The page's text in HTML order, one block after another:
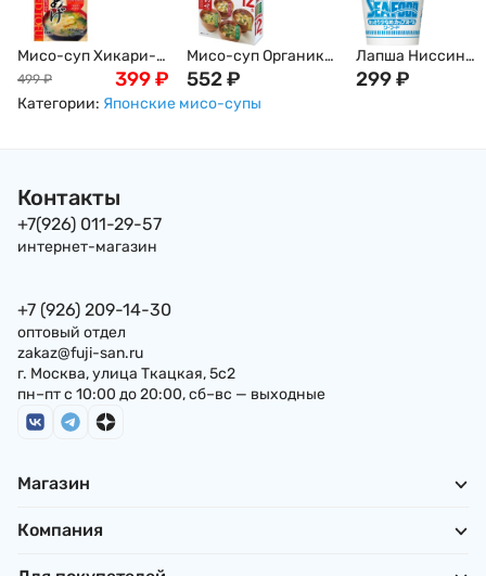
Мисо-суп Хикари-
Мисо с жареным
тофу и нори Hikari
Miso Enjuku Koji Miso
499 ₽ 399₽
Мисо-суп Органик
MARUKOME (тофу,
вакаме, зеленый
лук, тофу и
552₽
Лапша Ниссин
Nissin Cup Noodle
299₽
Категории: Японские мисо-супы
Контакты
+7(926) 011-29-57
интернет-магазин
+7 (926) 209-14-30
оптовый отдел
zakaz@fuji-san.ru
г. Москва, улица Ткацкая, 5с2
пн–пт с 10:00 до 20:00, сб–вс — выходные
Магазин
Компания